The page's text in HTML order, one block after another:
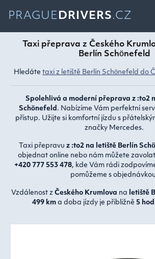
PRAGUE DRIVERS.CZ
Taxi přeprava z Českého
Berlín Schönefeld
Hledáte taxi z letiště Berlín Schönefeld do
Spolehlivá a moderní přeprava z :to2
Schönefeld . Nabízíme Vám perfektní
přístup. Užijte si komfortní jízdu s
značky Mercedes.
Taxi přepravu z :to2 na letiště Berlín
objednat online nebo nám můžete
+420 777 553 478, kde Vám rádi
pomůžeme s
Vzdálenost z Českého Krumlova na letiště
499 kma doba jízdy je přibližně 5